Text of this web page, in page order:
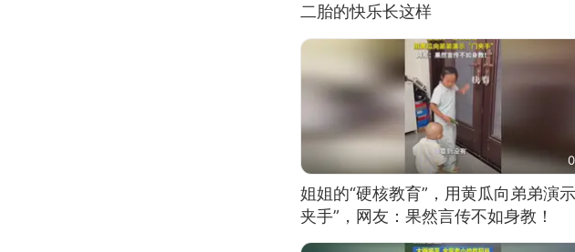
二胎的快乐长这样
姐姐的“硬核教育”，用黄瓜向弟弟演
夹手”，网友：果然言传不如身教！